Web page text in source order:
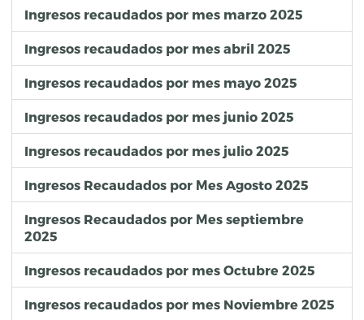
Ingresos recaudados por mes marzo 2025
Ingresos recaudados por mes abril 2025
Ingresos recaudados por mes mayo 2025
Ingresos recaudados por mes junio 2025
Ingresos recaudados por mes julio 2025
Ingresos Recaudados por Mes Agosto 2025
Ingresos Recaudados por Mes septiembre
2025
Ingresos recaudados por mes Octubre 2025
Ingresos recaudados por mes Noviembre 2025